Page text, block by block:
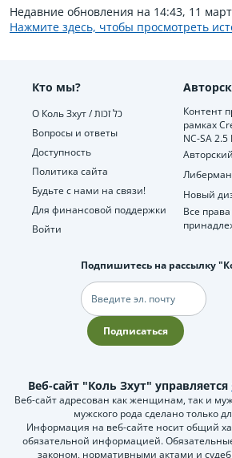
Недавние обновления на 14:43, 11
Нажмите здесь, чтобы просмотреть
Кто мы?
О Коль Зхут / כל זכות
Вопросы и ответы
Доступность
Политика сайта
Будьте с нами на связи!
Для финансовой поддержки
Войти
Контент
рамках
NC-SA 2.5
Либерман
Новый
Все
Подпишитесь на рассылку
Электронная
почта
Подписаться
Веб-сайт "Коль Зхут" управляется
Веб-сайт адресован как женщинам, так и
мужского рода сделано только
Информация на веб-сайте носит общий
обязательной информацией.
законом, нормативными актами и